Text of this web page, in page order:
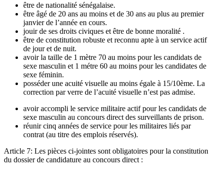
être de nationalité sénégalaise.
être âgé de 20 ans au moins et de 30 ans au plus au premier
janvier de l’année en cours.
jouir de ses droits civiques et être de bonne moralité .
être de constitution robuste et reconnu apte à un service actif
de jour et de nuit.
avoir la taille de 1 mètre 70 au moins pour les candidats de
sexe masculin et 1 métre 60 au moins pour les candidates de
sexe féminin.
posséder une acuité visuelle au moins égale à 15/10ème. La
correction par verre de l’acuité visuelle n’est pas admise.
avoir accompli le service militaire actif pour les candidats de
sexe masculin au concours direct des surveillants de prison.
réunir cinq années de service pour les militaires liés par
contrat (au titre des emplois réservés).
Article 7: Les pièces ci-jointes sont obligatoires pour la constitution
du dossier de candidature au concours direct :